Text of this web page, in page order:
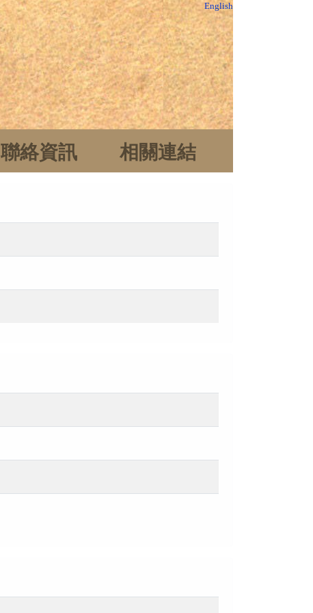
English
聯絡資訊 相關連結